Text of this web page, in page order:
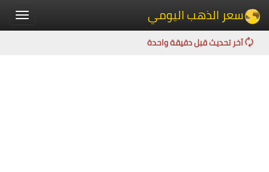
Toggle سعر الذهب اليومي
آخر تحديث قبل دقيقة واحدة